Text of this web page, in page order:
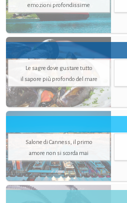
emozioni profondissime
Le sagre dove gustare tutto
il sapore più profondo del mare
Salone di Canness, il primo
amore non si scorda mai